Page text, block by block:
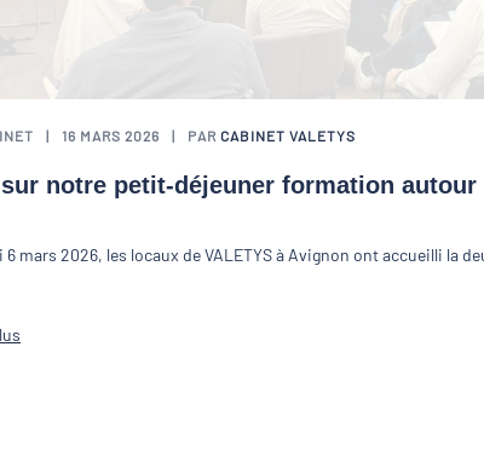
16 MARS 2026 PAR CABINET VALETYS
notre petit-déjeuner formation autour
6 mars 2026, les locaux de VALETYS à Avignon ont accueilli